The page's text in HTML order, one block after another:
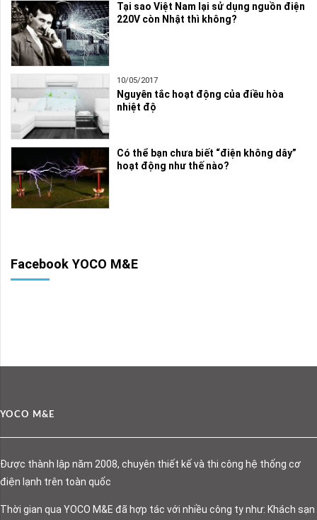
Tại sao Việt Nam lại sử dụng nguồn điện
220V còn Nhật thì không?
10/05/2017
Nguyên tắc hoạt động của điều hòa
nhiệt độ
Có thể bạn chưa biết “điện không dây”
hoạt động như thế nào?
Facebook YOCO M&E
YOCO M&E
Được thành lập năm 2008, chuyên thiết kế và thi công hệ thống cơ
điện lạnh trên toàn quốc
Thời gian qua YOCO M&E đã hợp tác với nhiều công ty như: Khách sạn